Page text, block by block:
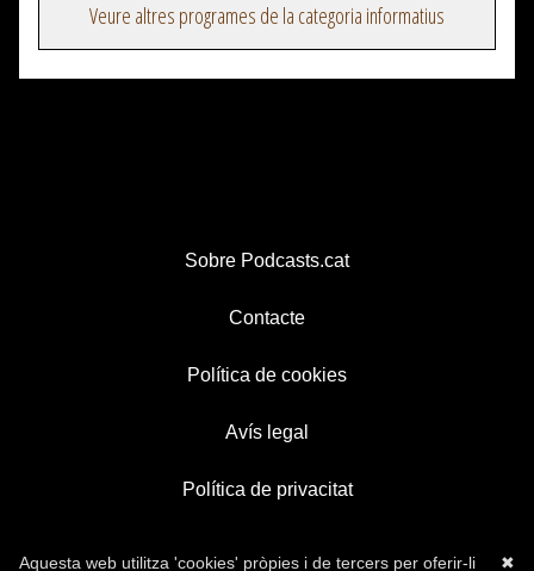
Veure altres programes de la categoria informatius
Sobre Podcasts.cat
Contacte
Política de cookies
Avís legal
Política de privacitat
✖
Aquesta web utilitza 'cookies' pròpies i de tercers per oferir-li